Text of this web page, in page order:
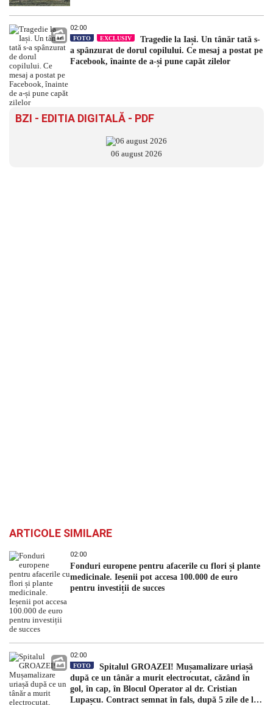
02:00
FOTO EXCLUSIV
Tragedie la Iași. Un tânăr tată s-
a spânzurat de dorul copilului. Ce mesaj a postat pe
Facebook, înainte de a-și pune capăt zilelor
BZI - EDITIA DIGITALĂ - PDF
06 august 2026
ARTICOLE SIMILARE
02:00
Fonduri europene pentru afacerile cu flori și plante
medicinale. Ieșenii pot accesa 100.000 de euro
pentru investiții de succes
02:00
FOTO
Spitalul GROAZEI! Mușamalizare uriașă
după ce un tânăr a murit electrocutat, căzând în
gol, în cap, în Blocul Operator al dr. Cristian
Lupașcu. Contract semnat în fals, după 5 zile de la